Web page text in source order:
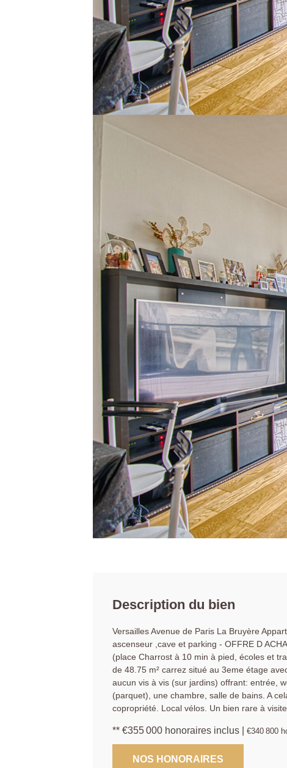
Description du bien
Versailles Avenue de Paris La Bruyère
ascenseur ,cave et parking - OFFRE D
(place Charrost à 10 min à pied, écoles et
de 48.75 m² carrez situé au 3eme étage
aucun vis à vis (sur jardins) offrant: entrée,
(parquet), une chambre, salle de bains. A
copropriété. Local vélos. Un bien rare à
** €355 000 honoraires inclus €340 800
NOS HONORAIRES